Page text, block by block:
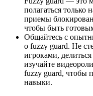
полагаться только
приемы
чтобы быть
Общайтесь с
о fuzzy guard. Не
игроками,
изучайте
fuzzy guard, чтобы
навыки.